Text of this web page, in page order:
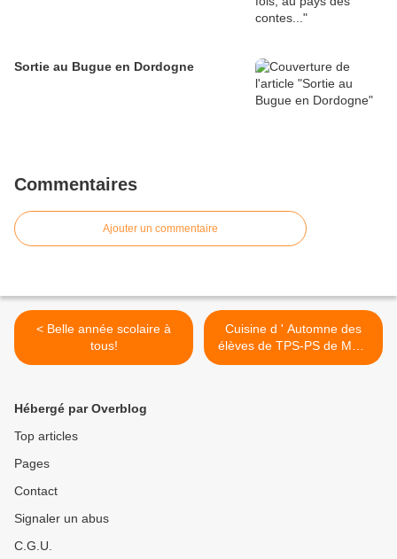
Sortie au Bugue en Dordogne
Commentaires
Ajouter un commentaire
< Belle année scolaire à
tous!
Cuisine d ' Automne des
élèves de TPS-PS de Mme
ROBERT et ceux d ' Ulis de
Hébergé par Overblog
Top articles
Pages
Contact
Signaler un abus
C.G.U.